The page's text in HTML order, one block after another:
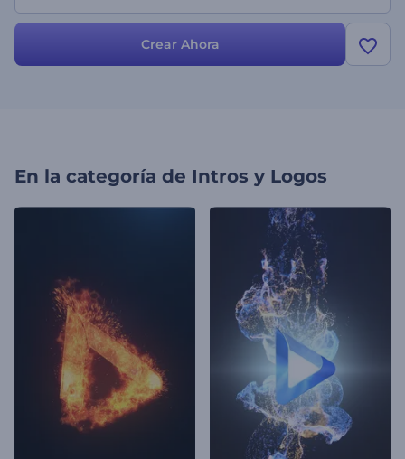
Crear Ahora
En la categoría de Intros y Logos